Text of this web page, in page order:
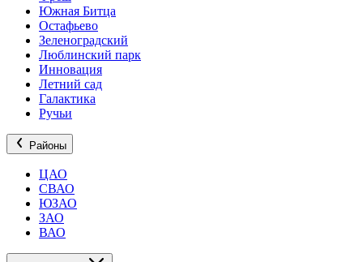
Южная Битца
Остафьево
Зеленоградский
Люблинский парк
Инновация
Летний сад
Галактика
Ручьи
Районы
ЦАО
СВАО
ЮЗАО
ЗАО
ВАО